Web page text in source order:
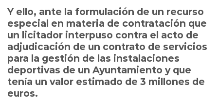
Y ello, ante la formulación de un recurso
especial en materia de contratación que
un licitador interpuso contra el acto de
adjudicación de un contrato de servicios
para la gestión de las instalaciones
deportivas de un Ayuntamiento y que
tenía un valor estimado de 3 millones de
euros.